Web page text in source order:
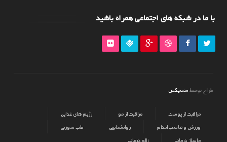
با ما در شبکه های اجتماعی همراه باشید
طراح توسط منسیکس
مراقبت از پوست مراقبت از مو
رژیم های غذایی
ورزش و تناسب اندام
روانشناسی
طب سوزنی
ماساژ درمانی
زالو درمانی